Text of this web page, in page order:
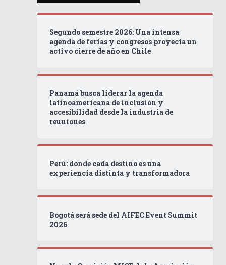
Segundo semestre 2026: Una intensa
agenda de ferias y congresos proyecta un
activo cierre de año en Chile
Panamá busca liderar la agenda
latinoamericana de inclusión y
accesibilidad desde la industria de
reuniones
Perú: donde cada destino es una
experiencia distinta y transformadora
Bogotá será sede del AIFEC Event Summit
2026